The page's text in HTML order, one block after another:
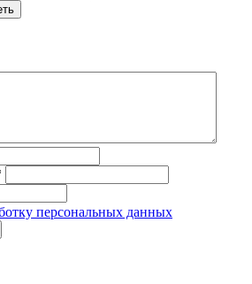
персональных данных